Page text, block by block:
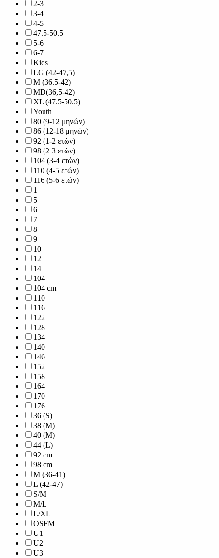
2-3
3-4
4-5
47.5-50.5
5-6
6-7
Kids
LG (42-47,5)
M (36.5-42)
MD(36,5-42)
XL (47.5-50.5)
Youth
80 (9-12 μηνών)
86 (12-18 μηνών)
92 (1-2 ετών)
98 (2-3 ετών)
104 (3-4 ετών)
110 (4-5 ετών)
116 (5-6 ετών)
1
5
6
7
8
9
10
12
14
104
104 cm
110
116
122
128
134
140
146
152
158
164
170
176
36 (S)
38 (M)
40 (M)
44 (L)
92 cm
98 cm
M (36-41)
L (42-47)
S/M
M/L
L/XL
OSFM
U1
U2
U3